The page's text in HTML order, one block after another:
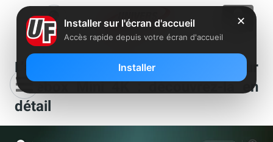
L’application Spotify arrive enfin sur
Freebox Mini 4K : découvrez-la en
détail
✕
Installer sur l'écran d'accueil
Accès rapide depuis votre écran d'accueil
Installer